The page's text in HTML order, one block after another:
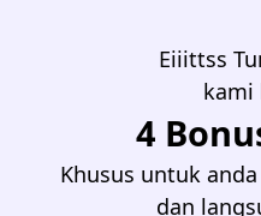
Eiiittss
kami
4
Khusus untuk
dan